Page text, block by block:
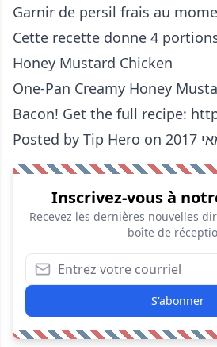
Garnir de persil frais au
Cette recette donne 4
Honey Mustard Chicken
One-Pan Creamy Honey
Bacon! Get the full recipe:
‎Posted by Tip Hero
Inscrivez-vous à
Recevez les dernières nouvelles
boîte de
S'abonner